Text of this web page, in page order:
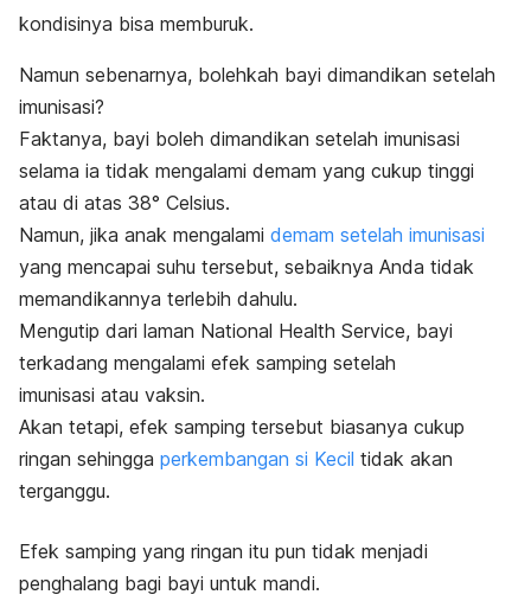
kondisinya bisa memburuk.
Namun sebenarnya, bolehkah bayi dimandikan setelah
imunisasi?
Faktanya, bayi boleh dimandikan setelah imunisasi
selama ia tidak mengalami demam yang cukup tinggi
atau di atas 38° Celsius.
Namun, jika anak mengalami demam setelah imunisasi
yang mencapai suhu tersebut, sebaiknya Anda tidak
memandikannya terlebih dahulu.
Mengutip dari laman National Health Service, bayi
terkadang mengalami efek samping setelah
imunisasi atau vaksin.
Akan tetapi, efek samping tersebut biasanya cukup
ringan sehingga perkembangan si Kecil tidak akan
terganggu.
Efek samping yang ringan itu pun tidak menjadi
penghalang bagi bayi untuk mandi.